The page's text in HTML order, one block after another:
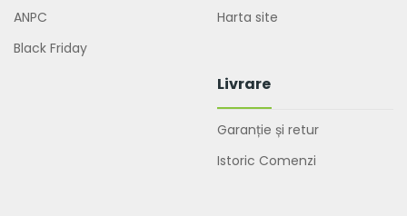
ANPC
Black Friday
Harta site
Livrare
Garanție și retur
Istoric Comenzi